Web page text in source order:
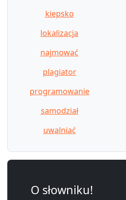
kiepsko
lokalizacja
najmować
plagiator
programowanie
samodział
uwalniać
O słowniku!